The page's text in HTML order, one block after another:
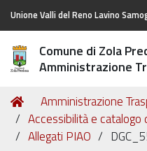
Unione Valli del Reno Lavino
Comune di Zola
Amministrazione
Tu
sei
qui:
Home
Amministrazione
Accessibilità e
Allegati PIAO